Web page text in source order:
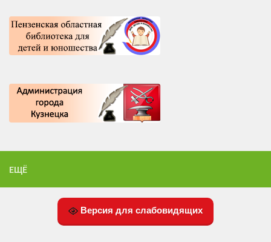
ЕЩЁ
Версия для слабовидящих